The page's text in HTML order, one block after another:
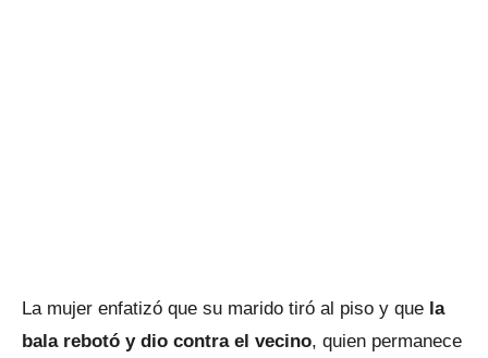
La mujer enfatizó que su marido tiró al piso y que la
bala rebotó y dio contra el vecino, quien permanece